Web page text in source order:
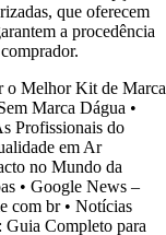
que oferecem
a procedência
o Melhor Kit de Marca
Marca Dágua •
Profissionais do
em Ar
no Mundo da
• Google News –
com br• Notícias
Completo para